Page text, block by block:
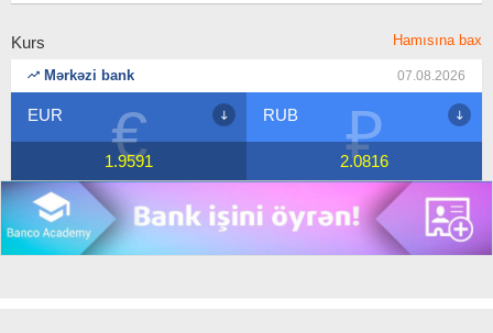
Kurs Hamısına bax
Mərkəzi bank 07.08.2026
€
EUR
1.9591 ₽
RUB
2.0816